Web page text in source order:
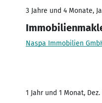
3 Jahre und 4 Monate,
Naspa Immobilien
1 Jahr und 1 Monat,